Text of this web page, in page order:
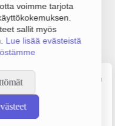
voimme tarjota
sallit myös
Lue lisää evästeistä
Päättäjätiedot
Lähde: YTJ, PRH, Traficom